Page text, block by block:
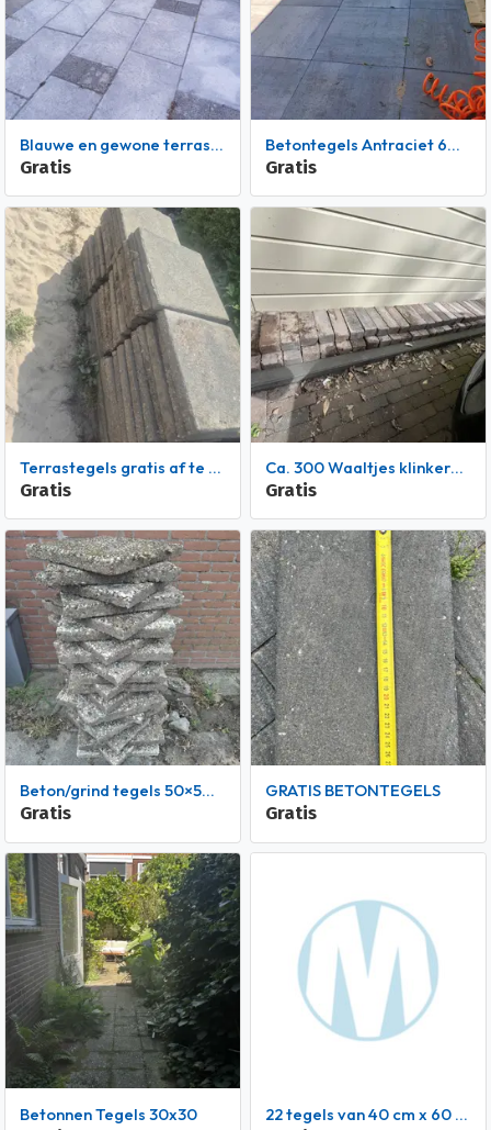
Blauwe en gewone terrastegels 60x40x5
Gratis
Betontegels Antraciet 60 x 60 x 5 cm
Gratis
Terrastegels gratis af te halen
Gratis
ca. 300 Waaltjes klinkers tegels voor terras buiten
Gratis
Beton/grind tegels 50×50×5
Gratis
GRATIS BETONTEGELS
Gratis
Betonnen Tegels 30x30
22 tegels van 40 cm x 60 cm